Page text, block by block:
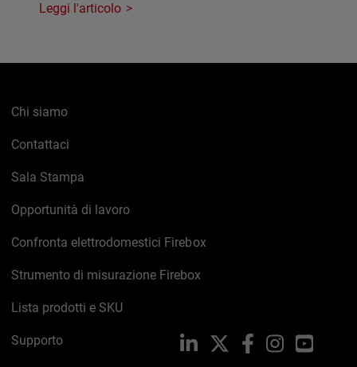
Leggi l'articolo
Chi siamo
Contattaci
Sala Stampa
Opportunità di lavoro
Confronta elettrodomestici Firebox
Strumento di misurazione Firebox
Lista prodotti e SKU
Supporto LinkedIn FacebookInstagram